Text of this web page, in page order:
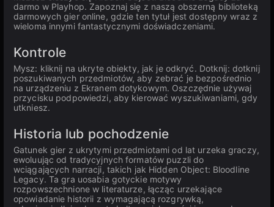
darmo w Playhop. Zapoznaj się z naszą obszerną biblioteką
darmowych gier online, gdzie ten tytuł jest dostępny wraz z
wieloma innymi fantastycznymi doświadczeniami.
Kontrole
Mysz: kliknij na ukryte obiekty, jak je odkryć. Dotknij: dotknij
poszukiwanych przedmiotów, aby zebrać je bezpośrednio
na urządzeniu z Ekranem dotykowym. Oszczędnie używaj
przycisku podpowiedzi, aby kierować wyszukiwaniami, gdy
utkniesz.
Historia lub pochodzenie
Gatunek gier z ukrytymi przedmiotami od lat urzeka graczy,
ewoluując od tradycyjnych formatów puzzli do
wciągających narracji, takich jak Hidden Object: Bloodline
Legacy. Ta gra uosabia gotyckie motywy
rozpowszechnione w literaturze, łącząc urzekające
opowiadanie historii z wymagającą rozgrywką,